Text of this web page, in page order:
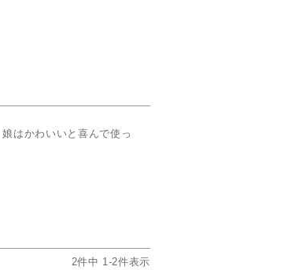
はかわいいと喜んで使っ
2件中 1-2件表示